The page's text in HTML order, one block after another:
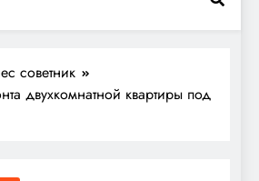
советник
двухкомнатной квартиры под